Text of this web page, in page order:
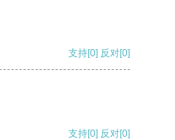
支持[0] 反对[0]
支持[0] 反对[0]